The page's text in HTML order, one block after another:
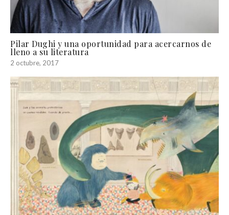
Pilar Dughi y una oportunidad para acercarnos de
lleno a su literatura
2 octubre, 2017